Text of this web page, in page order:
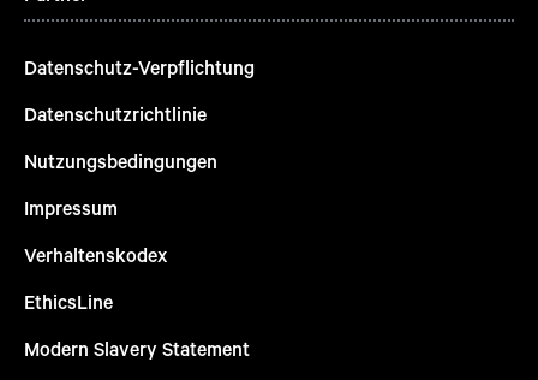
Datenschutz-Verpflichtung
Datenschutzrichtlinie
Nutzungsbedingungen
Impressum
Verhaltenskodex
EthicsLine
Modern Slavery Statement